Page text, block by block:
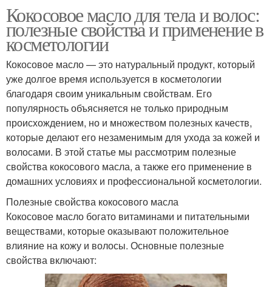
Кокосовое масло для тела и волос:
полезные свойства и применение в
косметологии
Кокосовое масло — это натуральный продукт, который
уже долгое время используется в косметологии
благодаря своим уникальным свойствам. Его
популярность объясняется не только природным
происхождением, но и множеством полезных качеств,
которые делают его незаменимым для ухода за кожей и
волосами. В этой статье мы рассмотрим полезные
свойства кокосового масла, а также его применение в
домашних условиях и профессиональной косметологии.
Полезные свойства кокосового масла
Кокосовое масло богато витаминами и питательными
веществами, которые оказывают положительное
влияние на кожу и волосы. Основные полезные
свойства включают: